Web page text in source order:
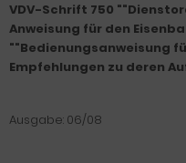
VDV-Schrift 750
Anweisung für den
""Bedienungsanweisung
Empfehlungen zu deren
Ausgabe: 06/08